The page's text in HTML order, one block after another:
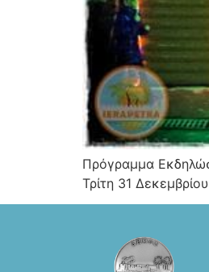
Πρόγραμμα
Τρίτη 31